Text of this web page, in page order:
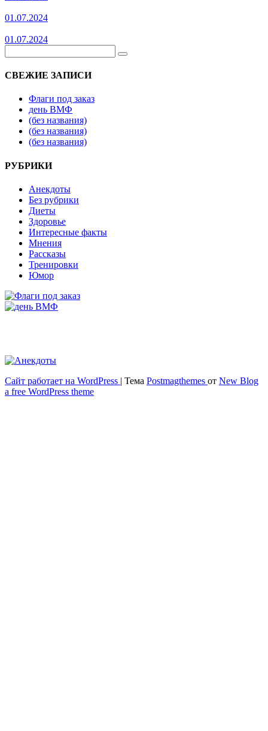
01.07.2024
01.07.2024
СВЕЖИЕ ЗАПИСИ
Флаги под заказ
день ВМФ
(без названия)
(без названия)
(без названия)
РУБРИКИ
Анекдоты
Без рубрики
Диеты
Здоровье
Интересные факты
Мнения
Рассказы
Тренировки
Юмор
Весёлый и здоровый образ жизни
Сайт работает на WordPress | Тема Postmagthemes от New Blog
a free WordPress theme